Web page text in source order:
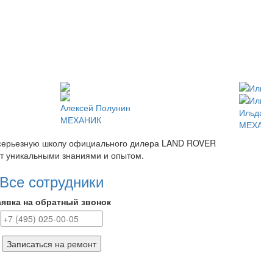
Алексей Полунин
МЕХАНИК
школу официального дилера LAND ROVER
уникальными знаниями и опытом.
Все сотрудники
на обратный звонок
Записаться на ремонт